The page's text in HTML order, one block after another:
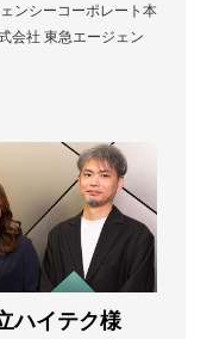
ンシーコーポレート本
会社 東急エージェン
ハイテク様